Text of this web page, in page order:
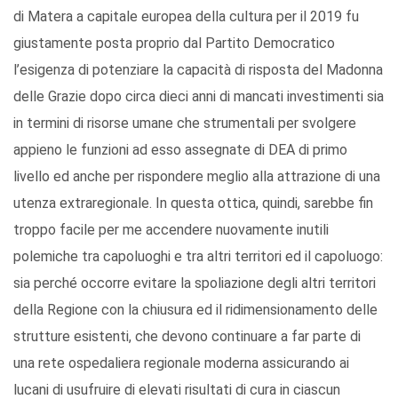
di Matera a capitale europea della cultura per il 2019 fu
giustamente posta proprio dal Partito Democratico
l’esigenza di potenziare la capacità di risposta del Madonna
delle Grazie dopo circa dieci anni di mancati investimenti sia
in termini di risorse umane che strumentali per svolgere
appieno le funzioni ad esso assegnate di DEA di primo
livello ed anche per rispondere meglio alla attrazione di una
utenza extraregionale. In questa ottica, quindi, sarebbe fin
troppo facile per me accendere nuovamente inutili
polemiche tra capoluoghi e tra altri territori ed il capoluogo:
sia perché occorre evitare la spoliazione degli altri territori
della Regione con la chiusura ed il ridimensionamento delle
strutture esistenti, che devono continuare a far parte di
una rete ospedaliera regionale moderna assicurando ai
lucani di usufruire di elevati risultati di cura in ciascun